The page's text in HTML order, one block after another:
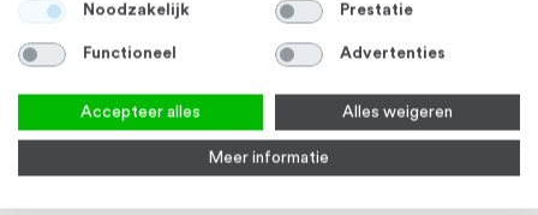
Noodzakelijk Prestatie
Functioneel Advertenties
Accepteer alles Alles weigeren
Meer informatie